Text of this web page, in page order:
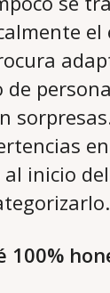
el
inicio
100%